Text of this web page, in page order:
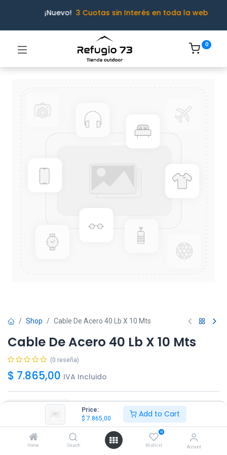
Price:
$ 7.865,00 Add to Cart
Home Search
0
Wishlist Account
¡Nuevo! 3 Cuotas sin Interés en toda la web
0
Shop Cable De Acero 40 Lb X 10 Mts
Cable De Acero 40 Lb X 10 Mts
(0 reseña)
$ 7.865,00 IVA Incluido
Agregar Comprar ya!